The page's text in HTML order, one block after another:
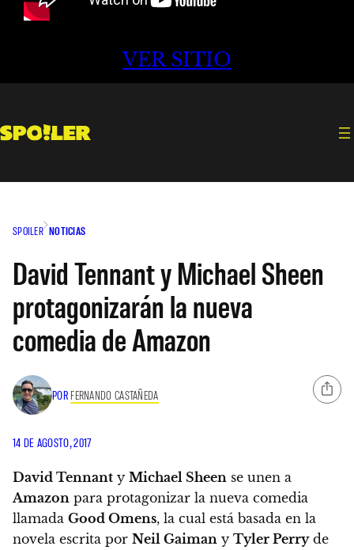
VER SITIO
SPOILER NOTICIAS
David Tennant y Michael Sheen
protagonizarán la nueva
comedia de Amazon
POR FERNANDO CASTAÑEDA
14 DE AGOSTO, 2017
David Tennant y Michael Sheen se unen a
Amazon para protagonizar la nueva comedia
llamada Good Omens, la cual está basada en la
novela escrita por Neil Gaiman y Tyler Perryde